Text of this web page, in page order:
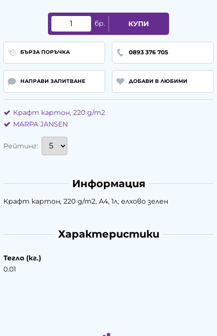
бр. КУПИ
БЪРЗА ПОРЪЧКА 0893 376 705
НАПРАВИ ЗАПИТВАНЕ ДОБАВИ В ЛЮБИМИ
Крафт картон, 220 g/m2
MARPA JANSEN
Рейтинг:
Информация
Крафт картон, 220 g/m2, А4, 1л, елхово зелен
Характеристики
Тегло (кг.)
0.01